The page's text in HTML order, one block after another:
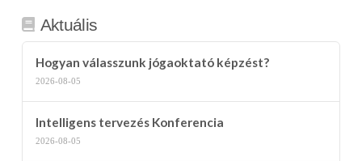
Aktuális
Hogyan válasszunk jógaoktató képzést?
2026-08-05
Intelligens tervezés Konferencia
2026-08-05